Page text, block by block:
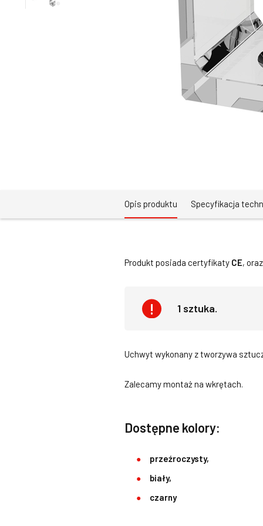
Opis produktu Specyfikacja
Produkt posiada certyfikaty CE, oraz
1 sztuka.
Uchwyt wykonany z tworzywa
Zalecamy montaż na wkrętach.
Dostępne kolory:
przeźroczysty,
biały,
czarny